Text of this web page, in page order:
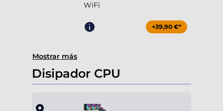
WiFi
+39,90 €*
Mostrar más
Disipador CPU